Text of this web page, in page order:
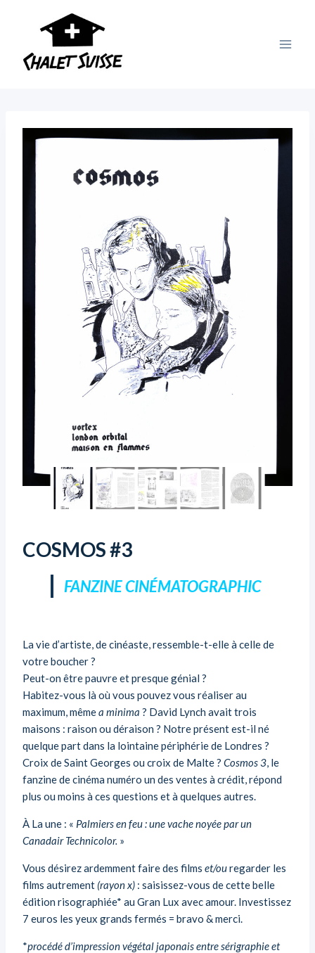
COSMOS #3
FANZINE CINÉMATOGRAPHIC
La vie d’artiste, de cinéaste, ressemble-t-elle à celle de
votre boucher ?
Peut-on être pauvre et presque génial ?
Habitez-vous là où vous pouvez vous réaliser au
maximum, mêmea minima ? David Lynch avait trois
maisons : raison ou déraison ? Notre présent est-il né
quelque part dans la lointaine périphérie de Londres ?
Croix de Saint Georges ou croix de Malte ? Cosmos 3 , le
fanzine de cinéma numéro un des ventes à crédit, répond
plus ou moins à ces questions et à quelques autres.
À La une : « Palmiers en feu : une vache noyée par un
Canadair Technicolor. »
Vous désirez ardemment faire des films et/ouregarder les
films autrement (rayon x) : saisissez-vous de cette belle
édition risographiée* au Gran Lux avec amour. Investissez
7 euros les yeux grands fermés = bravo & merci.
*procédé d’impression végétal japonais entre sérigraphie et